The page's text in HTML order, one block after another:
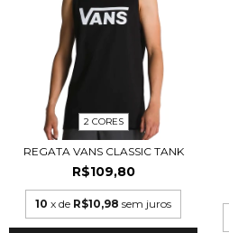
2 CORES
REGATA VANS CLASSIC TANK
R$109,80
10 x de R$10,98 sem juros